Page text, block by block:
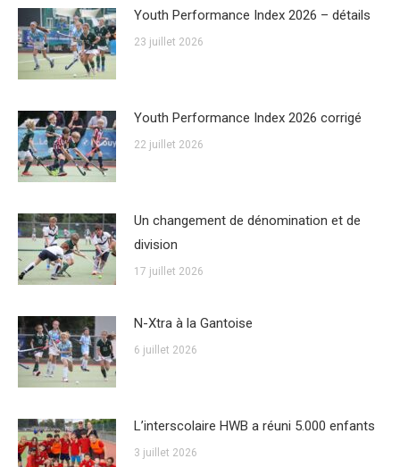
Youth Performance Index 2026 – détails
23 juillet 2026
Youth Performance Index 2026 corrigé
22 juillet 2026
Un changement de dénomination et de
division
17 juillet 2026
N-Xtra à la Gantoise
6 juillet 2026
L’interscolaire HWB a réuni 5.000 enfants
3 juillet 2026